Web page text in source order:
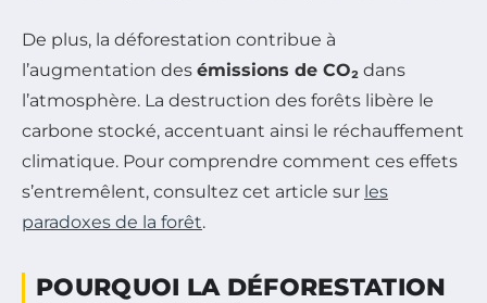
De plus, la déforestation contribue à
l’augmentation des émissions de CO₂ dans
l’atmosphère. La destruction des forêts libère le
carbone stocké, accentuant ainsi le réchauffement
climatique. Pour comprendre comment ces effets
s’entremêlent, consultez cet article sur les
paradoxes de la forêt.
POURQUOI LA DÉFORESTATION